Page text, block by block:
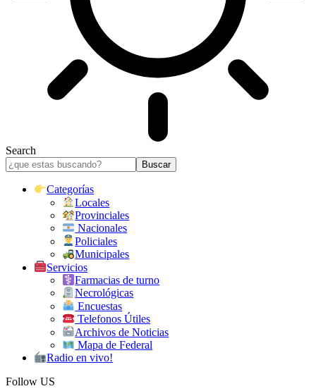
Search
Categorías
Locales
Provinciales
Nacionales
Policiales
Municipales
Servicios
Farmacias de turno
Necrológicas
Encuestas
Telefonos Útiles
Archivos de Noticias
Mapa de Federal
Radio en vivo!
Follow US